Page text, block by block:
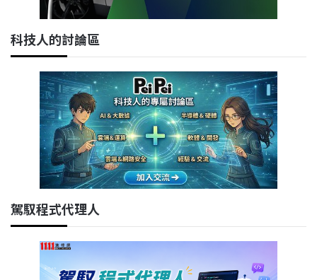
科技人的討論區
駕馭程式代理人